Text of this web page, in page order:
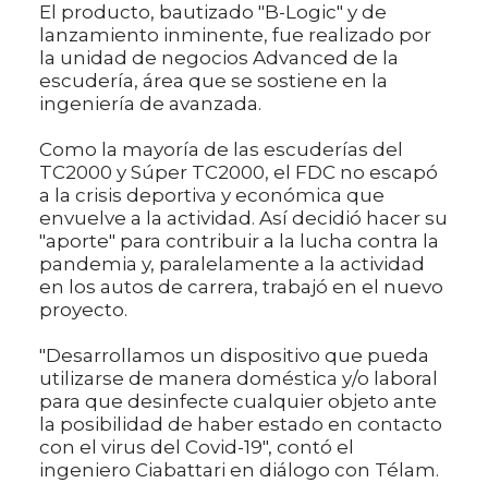
El producto, bautizado "B-Logic" y de
lanzamiento inminente, fue realizado por
la unidad de negocios Advanced de la
escudería, área que se sostiene en la
ingeniería de avanzada.
Como la mayoría de las escuderías del
TC2000 y Súper TC2000, el FDC no escapó
a la crisis deportiva y económica que
envuelve a la actividad. Así decidió hacer su
"aporte" para contribuir a la lucha contra la
pandemia y, paralelamente a la actividad
en los autos de carrera, trabajó en el nuevo
proyecto.
"Desarrollamos un dispositivo que pueda
utilizarse de manera doméstica y/o laboral
para que desinfecte cualquier objeto ante
la posibilidad de haber estado en contacto
con el virus del Covid-19", contó el
ingeniero Ciabattari en diálogo con Télam.